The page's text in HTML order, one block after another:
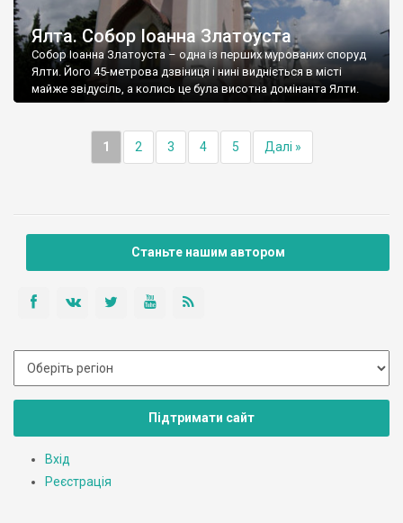
Ялта. Собор Іоанна Златоуста
Собор Іоанна Златоуста – одна із перших мурованих споруд
Ялти. Його 45-метрова дзвіниця і нині видніється в місті
майже звідусіль, а колись це була висотна домінанта Ялти.
1 2 3 4 5 Далі »
Станьте нашим автором
Підтримати сайт
Вхід
Реєстрація